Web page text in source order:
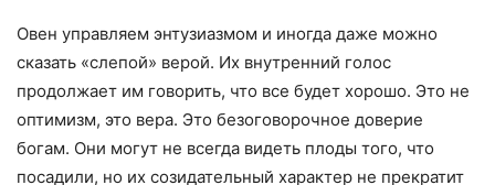
Овен управляем энтузиазмом и иногда даже можно
сказать «слепой» верой. Их внутренний голос
продолжает им говорить, что все будет хорошо. Это не
оптимизм, это вера. Это безоговорочное доверие
богам. Они могут не всегда видеть плоды того, что
посадили, но их созидательный характер не прекратит